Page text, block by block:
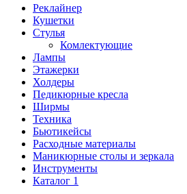
Реклайнер
Кушетки
Стулья
Комлектующие
Лампы
Этажерки
Холдеры
Педикюрные кресла
Ширмы
Техника
Бьютикейсы
Расходные материалы
Маникюрные столы и зеркала
Инструменты
Каталог 1